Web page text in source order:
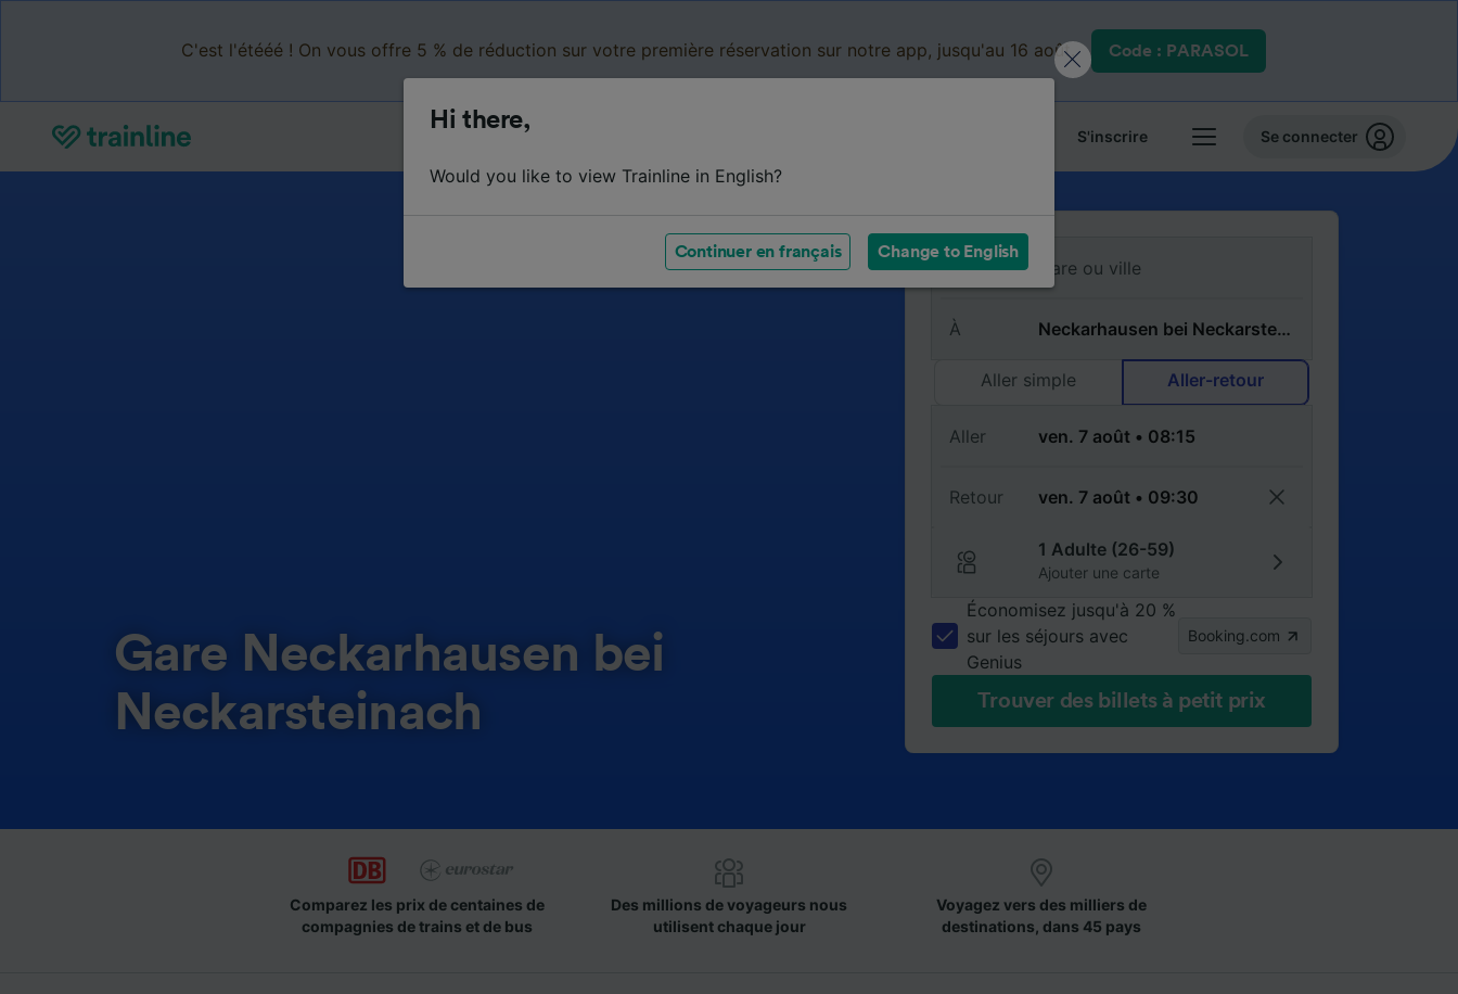
C'est l'étééé ! On vous offre 5 % de réduction sur votre première réservation sur notre app, jusqu'au 16 août. Code : PARASOL
S'inscrire Se connecter
Gare Neckarhausen bei
Neckarsteinach
De
À
Aller simple Aller-retour
Aller
Retour
1 Adulte (26-59)
Ajouter une carte
Économisez jusqu'à 20 %
sur les séjours avec
Genius
Booking.com
Trouver des billets à petit prix
Comparez les prix de centaines de
compagnies de trains et de bus
Des millions de voyageurs nous
utilisent chaque jour
Voyagez vers des milliers de
destinations, dans 45 pays
Hi there,
Would you like to view Trainline in English?
Continuer en français Change to English